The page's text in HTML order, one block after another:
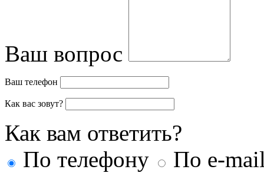
Ваш вопрос
Ваш телефон
Как вас зовут?
Как вам ответить?
По телефону
По e-